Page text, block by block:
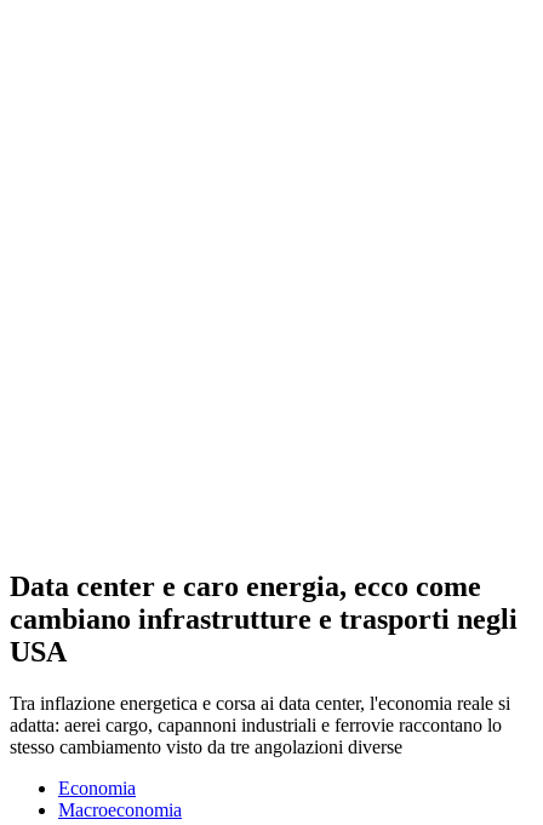
Data center e caro energia, ecco come
cambiano infrastrutture e trasporti negli
USA
Tra inflazione energetica e corsa ai data center, l'economia reale si
adatta: aerei cargo, capannoni industriali e ferrovie raccontano lo
stesso cambiamento visto da tre angolazioni diverse
Economia
Macroeconomia